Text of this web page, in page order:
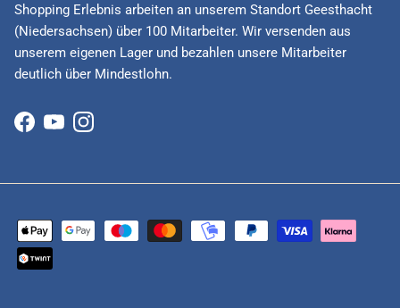
Shopping Erlebnis arbeiten an unserem Standort Geesthacht
(Niedersachsen) über 100 Mitarbeiter. Wir versenden aus
unserem eigenen Lager und bezahlen unsere Mitarbeiter
deutlich über Mindestlohn.
Facebook
YouTubeInstagram